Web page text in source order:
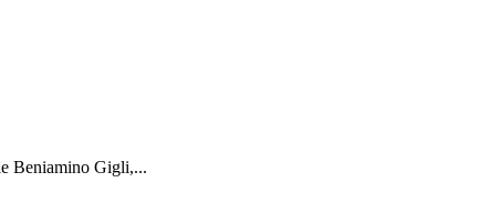
Beniamino Gigli,...